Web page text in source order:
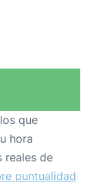
que
hora
reales de
puntualidad